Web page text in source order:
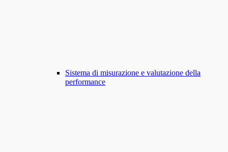
Sistema di misurazione e valutazione della
performance